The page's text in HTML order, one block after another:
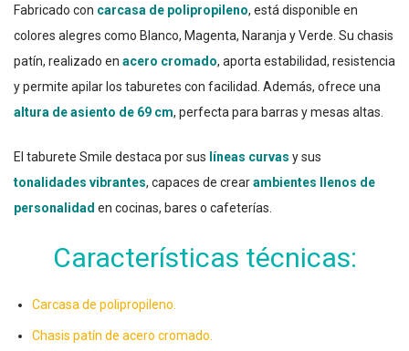
Fabricado con carcasa de polipropileno, está disponible en
colores alegres como Blanco, Magenta, Naranja y Verde. Su chasis
patín, realizado en acero cromado, aporta estabilidad, resistencia
y permite apilar los taburetes con facilidad. Además, ofrece una
altura de asiento de 69 cm, perfecta para barras y mesas altas.
El taburete Smile destaca por sus líneas curvas y sus
tonalidades vibrantes, capaces de crearambientes llenos de
personalidad en cocinas, bares o cafeterías.
Características técnicas:
Carcasa de polipropileno.
Chasis patín de acero cromado.